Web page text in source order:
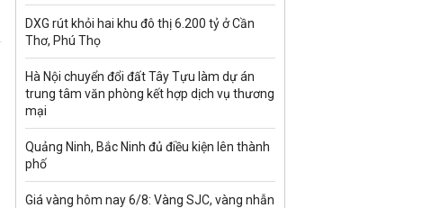
DXG rút khỏi hai khu đô thị 6.200 tỷ ở Cần
Thơ, Phú Thọ
Hà Nội chuyển đổi đất Tây Tựu làm dự án
trung tâm văn phòng kết hợp dịch vụ thương
mại
Quảng Ninh, Bắc Ninh đủ điều kiện lên thành
phố
Giá vàng hôm nay 6/8: Vàng SJC, vàng nhẫn